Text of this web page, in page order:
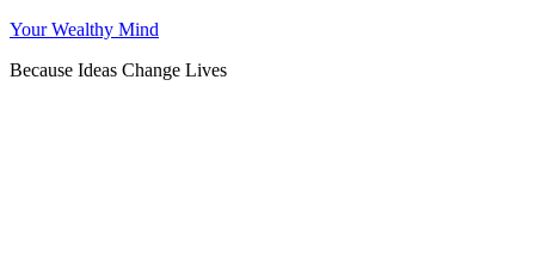
Your Wealthy Mind
Because Ideas Change Lives